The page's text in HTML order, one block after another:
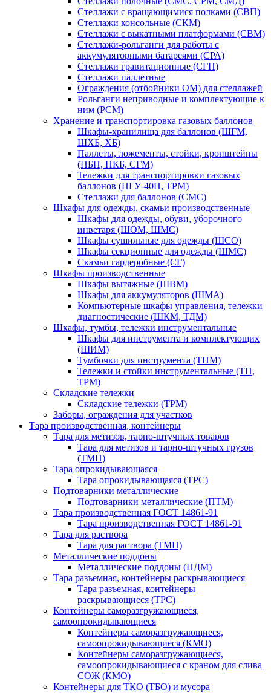
Стеллажи с вращающимися полками (СВП)
Стеллажи консольные (СКМ)
Стеллажи с выкатными платформами (СВМ)
Стеллажи-рольганги для работы с
аккумуляторными батареями (СРА)
Стеллажи гравитационные (СГП)
Стеллажи паллетные
Ограждения (отбойники ОМ) для стеллажей
Рольганги неприводные и комплектующие к
ним (РСМ)
Хранение и транспортировка газовых баллонов
Шкафы-хранилища для баллонов (ШГМ,
ШХБ, ХБ)
Паллеты, ложементы, стойки, кронштейны
(ПБП, НКБ, СГМ)
Тележки для транспортировки газовых
баллонов (ПГУ-40П, ТРМ)
Стеллажи для баллонов (СМС)
Шкафы для одежды, скамьи производственные
Шкафы для одежды, обуви, уборочного
инветаря (ШОМ, ШМС)
Шкафы сушильные для одежды (ШСО)
Шкафы секционные для одежды (ШМС)
Скамьи гардеробные (СГ)
Шкафы производственные
Шкафы вытяжные (ШВМ)
Шкафы для аккумуляторов (ШМА)
Компьютерные шкафы управления, тележки
диагностические (ШКМ, ТДМ)
Шкафы, тумбы, тележки инструментальные
Шкафы для инструмента и комплектующих
(ШИМ)
Тумбочки для инструмента (ТПМ)
Тележки и стойки инструментальные (ТП,
ТРМ)
Складские тележки
Складские тележки (ТРМ)
Заборы, ограждения для участков
Тара производственная, контейнеры
Тара для метизов, тарно-штучных товаров
Тара для метизов и тарно-штучных грузов
(ТМП)
Тара опрокидывающаяся
Тара опрокидывающаяся (ТРС)
Подтоварники металлические
Подтоварники металлические (ПТМ)
Тара производственная ГОСТ 14861-91
Тара производственная ГОСТ 14861-91
Тара для раствора
Тара для раствора (ТМП)
Металлические поддоны
Металлические поддоны (ПДМ)
Тара разъемная, контейнеры раскрывающиеся
Тара разъемная, контейнеры
раскрывающиеся (ТРС)
Контейнеры саморазгружающиеся,
самоопрокидывающиеся
Контейнеры саморазгружающиеся,
самоопрокидывающиеся (КМО)
Контейнеры саморазгружающиеся,
самоопрокидывающиеся с краном для слива
СОЖ (КМО)
Контейнеры для ТКО (ТБО) и мусора